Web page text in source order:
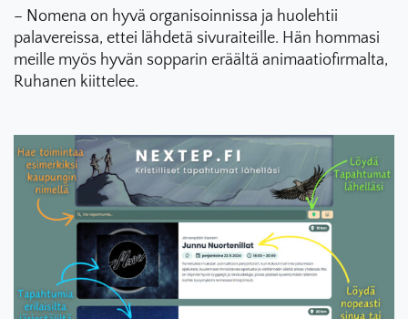
– Nomena on hyvä organisoinnissa ja huolehtii
palavereissa, ettei lähdetä sivuraiteille. Hän hommasi
meille myös hyvän sopparin eräältä animaatiofirmalta,
Ruhanen kiittelee.